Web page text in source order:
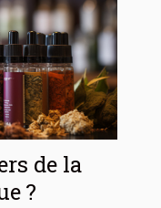
de la
?